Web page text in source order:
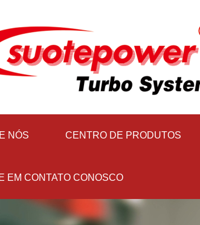
NÓS CENTRO DE PRODUTOS
EM CONTATO CONOSCO